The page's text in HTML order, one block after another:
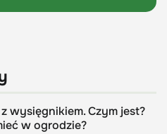
wysięgnikiem. Czym jest?
w ogrodzie?